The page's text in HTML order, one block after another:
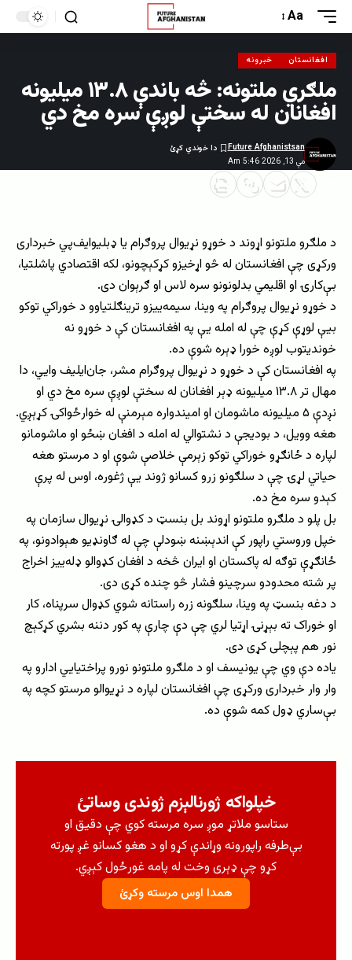
Aa
افغانستان خبرونه
ملګري ملتونه: څه باندې ۱۳.۸ میلیونه
افغانان له سختې لوږې سره مخ دي
مې 13, 2026 5:46 Am
Future Afghanistsan
د ملګرو ملتونو اړوند د خوړو نړیوال پروګرام یا ډبلیو‌ایف‌پي خبرداری
ورکړی چې افغانستان له څو اړخیزو کړکېچونو، لکه اقتصادي پاشلتیا،
بې‌کارۍ او اقلیمي بدلونونو سره لاس او ګرېوان دی.
د خوړو نړیوال پروګرام په وینا، سیمه‌ییزو ترینګلتیاوو د خوراکي توکو
بیې لوړې کړې چې له امله یې په افغانستان کې د خوړو نه
خوندیتوب لوږه خورا ډېره شوې ده.
په افغانستان کې د خوړو د نړیوال پروګرام مشر، جان‌ایلیف وایي، دا
مهال تر ۱۳.۸ میلیونه ډېر افغانان له سختې لوږې سره مخ دي او
نږدې ۵ میلیونه ماشومان او امیندواره مېرمنې له خوارځواکۍ کړېږي.
هغه وویل، د بودیجې د نشتوالي له امله د افغان ښځو او ماشومانو
لپاره د ځانګړو خوراکي توکو زېرمې خلاصې شوې او د مرستو هغه
حیاتي لړۍ چې د سلګونو زرو کسانو ژوند یې ژغوره، اوس له پرې
کېدو سره مخ ده.
بل پلو د ملګرو ملتونو اړوند بل بنسټ د کډوالۍ نړیوال سازمان په
خپل وروستي راپور کې اندېښنه ښودلې چې له ګاونډیو هېوادونو، په
ځانګړې توګه له پاکستان او ایران څخه د افغان کډوالو ډله‌ییز اخراج
پر شته محدودو سرچینو فشار څو چنده کړی دی.
د دغه بنسټ په وینا، سلګونه زره راستانه شوي کډوال سرپناه، کار
او خوراک ته بېړنۍ اړتیا لري چې دې چارې په کور دننه بشري کړکېچ
نور هم پېچلی کړی دی.
یاده دې وي چې یونیسف او د ملګرو ملتونو نورو پراختیایي ادارو په
وار وار خبرداری ورکړی چې افغانستان لپاره د نړیوالو مرستو کچه په
بې‌ساري ډول کمه شوې ده.
خپلواکه ژورنالېزم ژوندی وساتئ
ستاسو ملاتړ موږ سره مرسته کوي چې دقیق او
بې‌طرفه راپورونه وړاندې کړو او د هغو کسانو غږ پورته
کړو چې ډېری وخت له پامه غورځول کېږي.
همدا اوس مرسته وکړئ